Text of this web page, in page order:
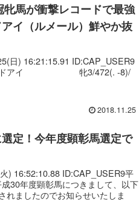
馬が衝撃レコードで最強
イ（ルメール）鮮やか抜
日) 16:21:15.91 ID:CAP_USER9
モンドアイ 牝3/472(. -8)/
2018.11.25
定！今年度顕彰馬選定で
) 16:52:10.88 ID:CAP_USER9平
30年度顕彰馬につきまして、以下
れましたのでお知らせいたしま